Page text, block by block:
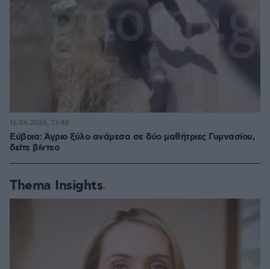
Εύβοια: Άγριο ξύλο ανάμεσα σε δύο μαθήτριες Γυμνασίου,
δείτε βίντεο
16.06.2026, 13:48
Thema Insights